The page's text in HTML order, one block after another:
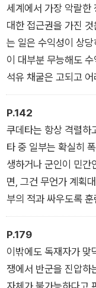
독재자는 종종 그 불
리에서 내려올 수 없
떤 다른 방법이 있을
세계에서 가장 악랄한
대한 접근권을 가진
는 일은 수익성이 상
이 대부분 무능해도
석유 채굴은 고되고
고도로 정교한 기술과
대한 투자금도 확보해
필요하지 않고 이미
재자에게 유리한 점이
거대 외국 기업에 유전
때문이다. 석유 시추?
할 수 있다. 운송? 걱
천만 달러를 벌 수 있
기꺼이 모든 일을 처리
― (2장 내부의 적)
P.142
쿠데타는 항상 격렬하
타 중 일부는 확실히
생하거나 군인이 민간
면, 그건 무언가 계획
부의 적과 싸우도록
는 데 저항하는 경우
인적인 수준에서 이 문
으로부터 나라를 지키
서는 영웅적으로 여겨
민, 즉 군인이나 민간
P.179
이밖에도 독재자가 맞
쟁에서 반군을 진압하